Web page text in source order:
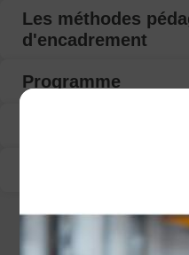
Les méthodes
d'encadrement
Programme
CECI